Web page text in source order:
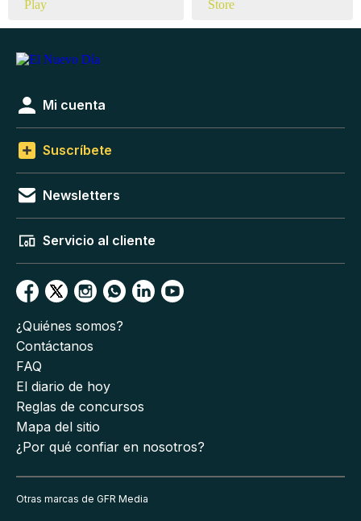
Mi cuenta
Suscríbete
Newsletters
Servicio al cliente
¿Quiénes somos?
Contáctanos
FAQ
El diario de hoy
Reglas de concursos
Mapa del sitio
¿Por qué confiar en nosotros?
Otras marcas de GFR Media